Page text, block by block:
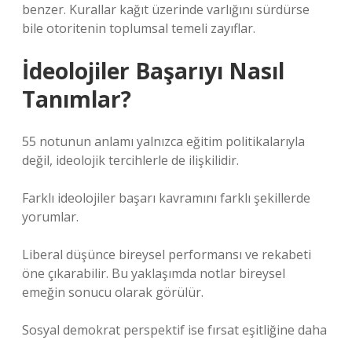
benzer. Kurallar kağıt üzerinde varlığını sürdürse
bile otoritenin toplumsal temeli zayıflar.
İdeolojiler Başarıyı Nasıl
Tanımlar?
55 notunun anlamı yalnızca eğitim politikalarıyla
değil, ideolojik tercihlerle de ilişkilidir.
Farklı ideolojiler başarı kavramını farklı şekillerde
yorumlar.
Liberal düşünce bireysel performansı ve rekabeti
öne çıkarabilir. Bu yaklaşımda notlar bireysel
emeğin sonucu olarak görülür.
Sosyal demokrat perspektif ise fırsat eşitliğine daha